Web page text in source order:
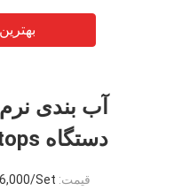
دستگاه Waterstops
قیمت: Set